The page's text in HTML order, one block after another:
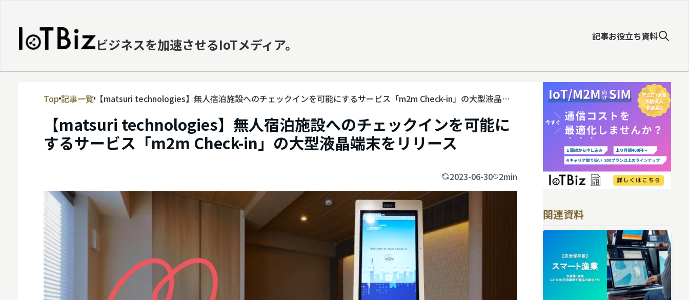
ビジネスを加速させるIoTメディア。 記事お役立ち資料
MVNE
エッジ
LPWA
PaaS
MVNO
スマート漁業
Top記事一覧 【matsuri technologies】無人宿泊施設へのチェックインを可能にするサービス「m2m Check-in」の大型液晶端
【matsuri technologies】無人宿泊施設へのチェックインを可能に
するサービス「m2m Check-in」の大型液晶端末をリリース
2023-06-30 2min
関連資料